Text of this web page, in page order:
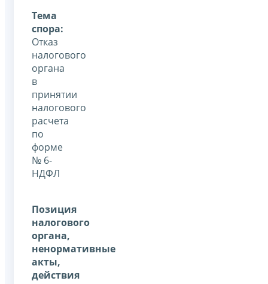
Тема
спора:
Отказ
налогового
органа
в
принятии
налогового
расчета
по
форме
№ 6-
НДФЛ
Позиция
налогового
органа,
ненормативные
акты,
действия